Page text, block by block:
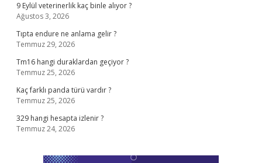
9 Eylül veterinerlik kaç binle alıyor ?
Ağustos 3, 2026
Tıpta endure ne anlama gelir ?
Temmuz 29, 2026
Tm16 hangi duraklardan geçiyor ?
Temmuz 25, 2026
Kaç farklı panda türü vardır ?
Temmuz 25, 2026
329 hangi hesapta izlenir ?
Temmuz 24, 2026